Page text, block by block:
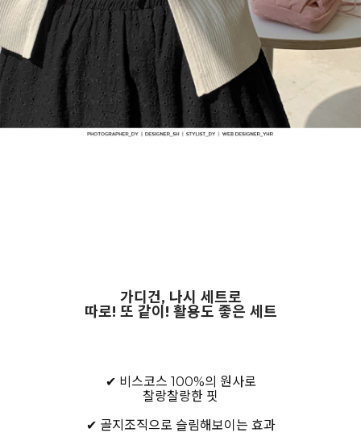
가디건, 나시 세트로
따로! 또 같이! 활용도 좋은 세트
✔ 비스코스 100%의 원사로
찰랑찰랑한 핏
✔ 골지조직으로 슬림해보이는 효과